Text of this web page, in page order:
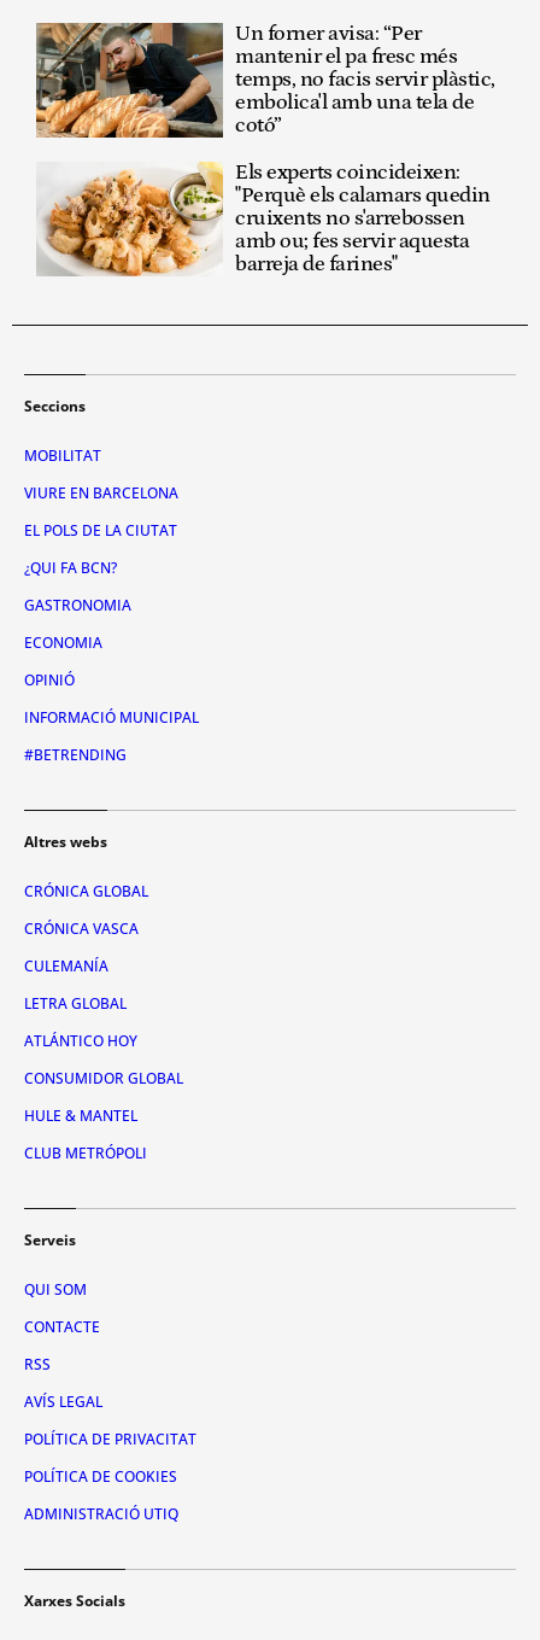
Un forner avisa: “Per
mantenir el pa fresc més
temps, no facis servir plàstic,
embolica'l amb una tela de
cotó”
Els experts coincideixen:
"Perquè els calamars quedin
cruixents no s'arrebossen
amb ou; fes servir aquesta
barreja de farines"
Seccions
MOBILITAT
VIURE EN BARCELONA
EL POLS DE LA CIUTAT
¿QUI FA BCN?
GASTRONOMIA
ECONOMIA
OPINIÓ
INFORMACIÓ MUNICIPAL
#BETRENDING
Altres webs
CRÓNICA GLOBAL
CRÓNICA VASCA
CULEMANÍA
LETRA GLOBAL
ATLÁNTICO HOY
CONSUMIDOR GLOBAL
HULE & MANTEL
CLUB METRÓPOLI
Serveis
QUI SOM
CONTACTE
RSS
AVÍS LEGAL
POLÍTICA DE PRIVACITAT
POLÍTICA DE COOKIES
ADMINISTRACIÓ UTIQ
Xarxes Socials